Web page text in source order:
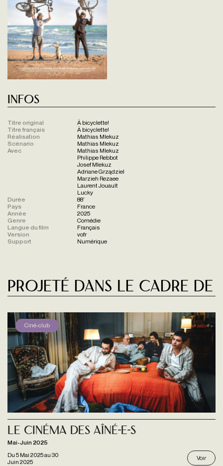
Infos
Titre original
À bicyclette!
Titre français
À bicyclette!
Réalisation
Mathias Mlekuz
Scénario
Mathias Mlekuz
Avec
Mathias Mlekuz
Philippe Rebbot
Josef Mlekuz
Adriane Grządziel
Marzieh Rezaee
Laurent Jouault
Lucky
Durée
88'
Pays
France
Année
2025
Genre
Comédie
Langue du film
Français
Version
vofr
Support
Numérique
Projeté dans le cadre de
Ciné-club
Du 5 Mai 2025au 30
Juin 2025
Le Cinéma des Aîné-e-s
Mai-Juin 2025
Voir